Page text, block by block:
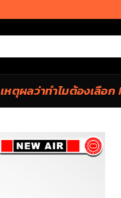
เหตุผลว่าทำไมต้องเลือก